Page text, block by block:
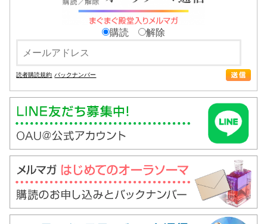
購読 解除
読者購読規約 バックナンバー